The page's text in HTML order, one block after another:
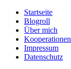
Startseite
Blogroll
Über mich
Kooperationen
Impressum
Datenschutz